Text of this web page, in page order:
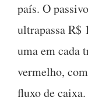
país. O
ultrapassa R$
uma em cada
vermelho,
fluxo de caixa.